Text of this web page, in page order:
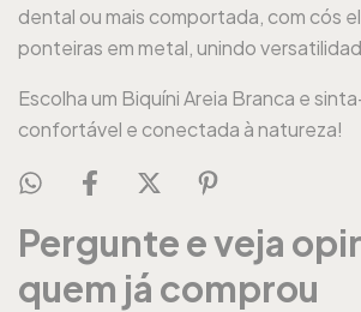
dental ou mais comportada, com cós
ponteiras em metal, unindo
Escolha um Biquíni Areia Branca e
confortável e conectada à natureza!
Pergunte e veja
quem já comprou